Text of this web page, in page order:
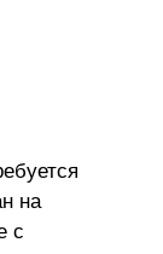
на
с